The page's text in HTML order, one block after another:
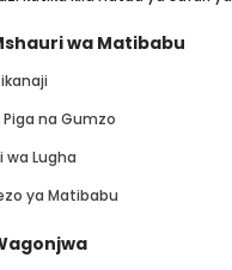
wa Matibabu
na Gumzo
wa Lugha
ya Matibabu